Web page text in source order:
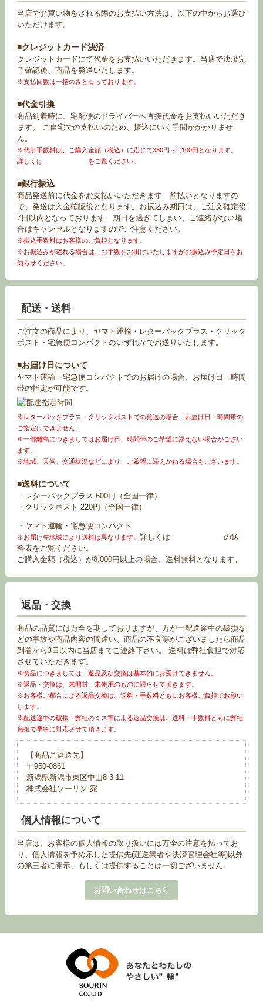
当店でお買い物をされる際のお支払い方法は、以下の中からお選び
いただけます。
■クレジットカード決済
クレジットカードにて代金をお支払いいただきます。当店で決済完
了確認後、商品を発送いたします。
※支払回数は一括のみとなっております。
■代金引換
商品到着時に、宅配便のドライバーへ直接代金をお支払いいただき
ます。 ご自宅での支払いのため、振込にいく手間がかかりませ
ん。
※代引手数料は、ご購入金額（税込）に応じて330円～1,100円となります。
詳しくは
をご覧ください。
■銀行振込
商品発送前に代金をお支払いいただきます。前払いとなりますの
で、発送は入金確認後となります。お振込み期日は、ご注文確定後
7日以内となっております。期日を過ぎてしまい、ご連絡がない場
合はキャンセルとなりますのでご注意ください。
※振込手数料はお客様のご負担となります。
※お振込みが遅れる場合は、お手数をお掛けいたしますがお振込み予定日をお
知らせください。
配送・送料
ご注文の商品により、ヤマト運輸・レターパックプラス・クリック
ポスト・宅急便コンパクトのいずれかでお送りいたします。
■お届け日について
ヤマト運輸・宅急便コンパクトでのお届けの場合、お届け日・時間
帯の指定が可能です。
※レターパックプラス・クリックポストでの発送の場合、お届け日・時間帯の
ご指定はできません。
※一部離島につきましてはお届け日、時間帯のご希望に添えない場合がござい
ます。
※地域、天候、交通状況などにより、ご希望に添えかねる場合もございます。
■送料について
・レターパックプラス 600円（全国一律）
・クリックポスト 220円（全国一律）
・ヤマト運輸・宅急便コンパクト
※お届け先地域により送料は異なります。 詳しくは
の送
料表をご覧ください。
ご購入金額（税込）が8,000円以上の場合、送料無料となります。
返品・交換
商品の品質には万全を期しておりますが、万が一配送途中の破損な
どの事故や商品内容の間違い、商品の不良等がございましたら商品
到着から3日以内に当店までご連絡下さい。 送料は弊社負担で対応
させていただきます。
※食品につきましては、返品及び交換は基本的にお受けできません。
※返品・交換は、未開封、未使用のものに限らせて頂きます。
※お客様ご都合による返品交換は、送料・手数料ともにお客様ご負担でお願い
します。
※配送途中の破損・弊社のミス等による返品交換は、送料・手数料ともに弊社
負担で早急に対応させて頂きます。
【商品ご返送先】
〒950-0861
新潟県新潟市東区中山8-3-11
株式会社ソーリン 宛
個人情報について
当店は、お客様の個人情報の取り扱いには万全の注意を払ってお
り、個人情報を予め示した提供先(運送業者や決済管理会社等)以外
の第三者に開示、もしくは提供することは一切ございません。
お問い合わせはこちら